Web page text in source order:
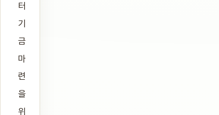
터
기
금
마
련
을
위